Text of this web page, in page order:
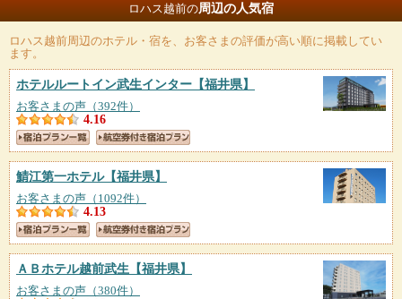
ロハス越前の周辺の人気宿
ロハス越前周辺のホテル・宿を、お客さまの評価が高い順に掲載してい
ます。
ホテルルートイン武生インター 【福井県】
お客さまの声（392件）
4.16
鯖江第一ホテル【福井県】
お客さまの声（1092件）
4.13
ＡＢホテル越前武生 【福井県】
お客さまの声（380件）